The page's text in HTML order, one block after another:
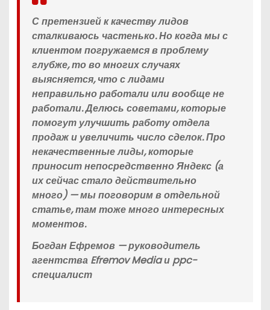
С претензией к качеству лидов
сталкиваюсь частенько. Но когда мы с
клиентом погружаемся в проблему
глубже, то во многих случаях
выясняется, что с лидами
неправильно работали или вообще не
работали. Делюсь советами, которые
помогут улучшить работу отдела
продаж и увеличить число сделок. Про
некачественные лиды, которые
приносит непосредственно Яндекс (а
их сейчас стало действительно
много) — мы поговорим в отдельной
статье, там тоже много интересных
моментов.
Богдан Ефремов — руководитель
агентства Efremov Media и ppc-
специалист